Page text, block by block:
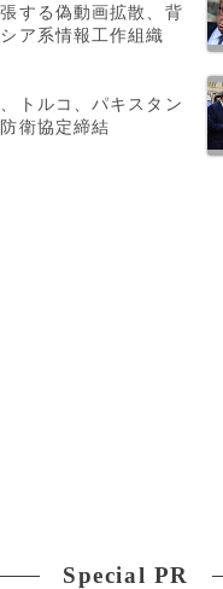
する偽動画拡散、背
ア系情報工作組織
トルコ、パキスタン
衛協定締結
Special PR